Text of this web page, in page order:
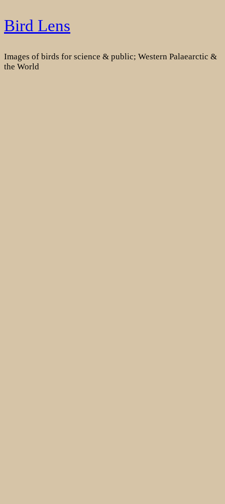
Skip
to
Bird Lens
Images of birds for science & public; Western Palaearctic &
the World